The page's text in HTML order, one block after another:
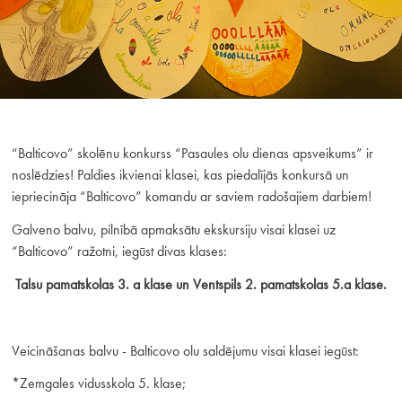
“Balticovo” skolēnu konkurss “Pasaules olu dienas apsveikums” ir
noslēdzies! Paldies ikvienai klasei, kas piedalījās konkursā un
iepriecināja “Balticovo” komandu ar saviem radošajiem darbiem!
Galveno balvu, pilnībā apmaksātu ekskursiju visai klasei uz
“Balticovo” ražotni, iegūst divas klases:
Talsu pamatskolas 3. a klase un Ventspils 2. pamatskolas 5.a klase.
Veicināšanas balvu - Balticovo olu saldējumu visai klasei iegūst:
*Zemgales vidusskola 5. klase;